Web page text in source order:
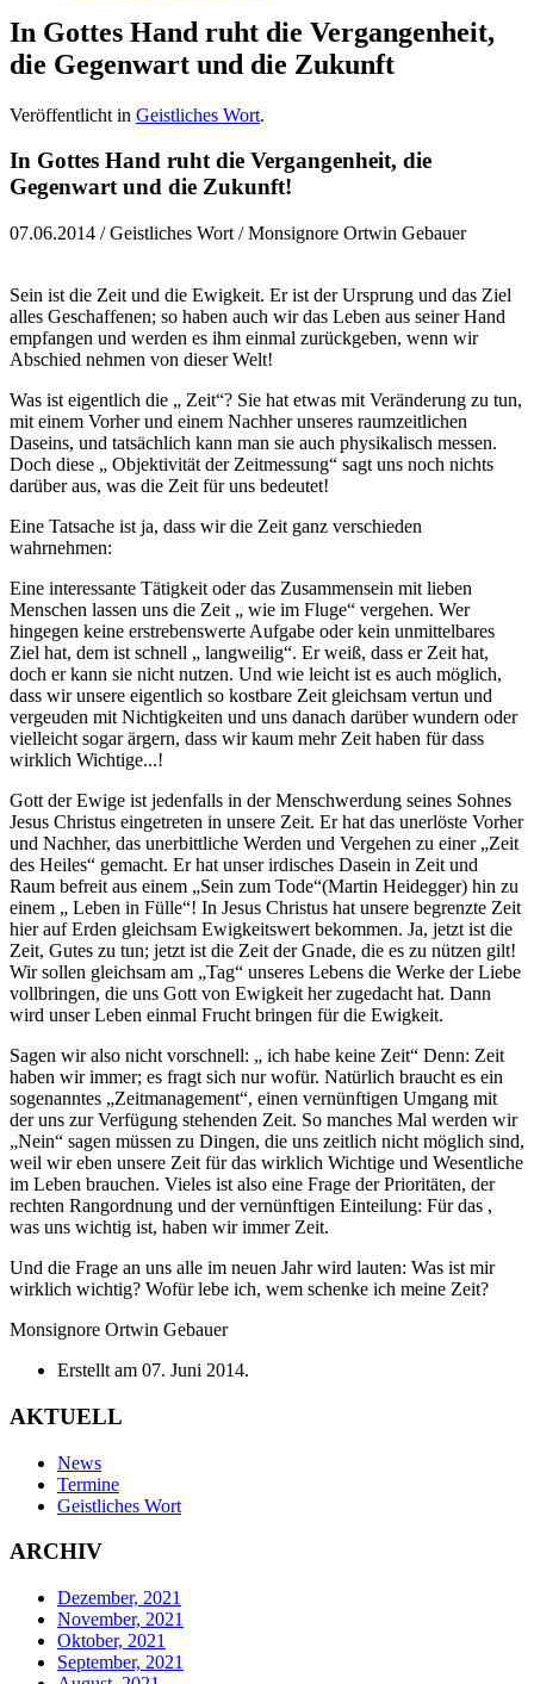
In Gottes Hand ruht die Vergangenheit,
die Gegenwart und die Zukunft
Veröffentlicht in Geistliches Wort.
In Gottes Hand ruht die Vergangenheit, die
Gegenwart und die Zukunft!
07.06.2014 / Geistliches Wort / Monsignore Ortwin Gebauer
Sein ist die Zeit und die Ewigkeit. Er ist der Ursprung und das Ziel
alles Geschaffenen; so haben auch wir das Leben aus seiner Hand
empfangen und werden es ihm einmal zurückgeben, wenn wir
Abschied nehmen von dieser Welt!
Was ist eigentlich die „ Zeit“? Sie hat etwas mit Veränderung zu tun,
mit einem Vorher und einem Nachher unseres raumzeitlichen
Daseins, und tatsächlich kann man sie auch physikalisch messen.
Doch diese „ Objektivität der Zeitmessung“ sagt uns noch nichts
darüber aus, was die Zeit für uns bedeutet!
Eine Tatsache ist ja, dass wir die Zeit ganz verschieden
wahrnehmen:
Eine interessante Tätigkeit oder das Zusammensein mit lieben
Menschen lassen uns die Zeit „ wie im Fluge“ vergehen. Wer
hingegen keine erstrebenswerte Aufgabe oder kein unmittelbares
Ziel hat, dem ist schnell „ langweilig“. Er weiß, dass er Zeit hat,
doch er kann sie nicht nutzen. Und wie leicht ist es auch möglich,
dass wir unsere eigentlich so kostbare Zeit gleichsam vertun und
vergeuden mit Nichtigkeiten und uns danach darüber wundern oder
vielleicht sogar ärgern, dass wir kaum mehr Zeit haben für dass
wirklich Wichtige...!
Gott der Ewige ist jedenfalls in der Menschwerdung seines Sohnes
Jesus Christus eingetreten in unsere Zeit. Er hat das unerlöste Vorher
und Nachher, das unerbittliche Werden und Vergehen zu einer „Zeit
des Heiles“ gemacht. Er hat unser irdisches Dasein in Zeit und
Raum befreit aus einem „Sein zum Tode“(Martin Heidegger) hin zu
einem „ Leben in Fülle“! In Jesus Christus hat unsere begrenzte Zeit
hier auf Erden gleichsam Ewigkeitswert bekommen. Ja, jetzt ist die
Zeit, Gutes zu tun; jetzt ist die Zeit der Gnade, die es zu nützen gilt!
Wir sollen gleichsam am „Tag“ unseres Lebens die Werke der Liebe
vollbringen, die uns Gott von Ewigkeit her zugedacht hat. Dann
wird unser Leben einmal Frucht bringen für die Ewigkeit.
Sagen wir also nicht vorschnell: „ ich habe keine Zeit“ Denn: Zeit
haben wir immer; es fragt sich nur wofür. Natürlich braucht es ein
sogenanntes „Zeitmanagement“, einen vernünftigen Umgang mit
der uns zur Verfügung stehenden Zeit. So manches Mal werden wir
„Nein“ sagen müssen zu Dingen, die uns zeitlich nicht möglich sind,
weil wir eben unsere Zeit für das wirklich Wichtige und Wesentliche
im Leben brauchen. Vieles ist also eine Frage der Prioritäten, der
rechten Rangordnung und der vernünftigen Einteilung: Für das ,
was uns wichtig ist, haben wir immer Zeit.
Und die Frage an uns alle im neuen Jahr wird lauten: Was ist mir
wirklich wichtig? Wofür lebe ich, wem schenke ich meine Zeit?
Monsignore Ortwin Gebauer
Erstellt am 07. Juni 2014.
AKTUELL
News
Termine
Geistliches Wort
ARCHIV
Dezember, 2021
November, 2021
Oktober, 2021
September, 2021